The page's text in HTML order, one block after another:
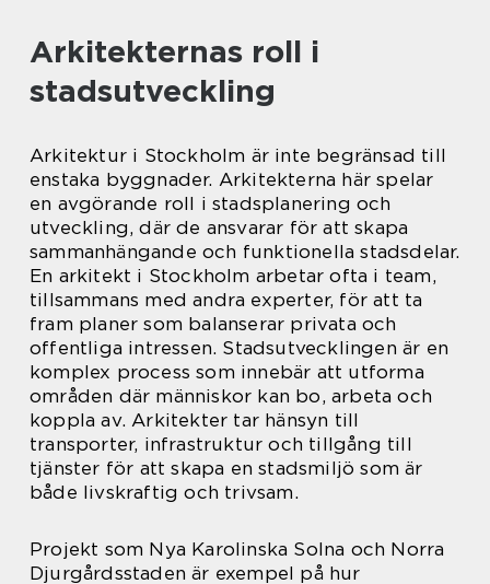
Arkitekternas roll i
stadsutveckling
Arkitektur i Stockholm är inte begränsad till
enstaka byggnader. Arkitekterna här spelar
en avgörande roll i stadsplanering och
utveckling, där de ansvarar för att skapa
sammanhängande och funktionella stadsdelar.
En arkitekt i Stockholm arbetar ofta i team,
tillsammans med andra experter, för att ta
fram planer som balanserar privata och
offentliga intressen. Stadsutvecklingen är en
komplex process som innebär att utforma
områden där människor kan bo, arbeta och
koppla av. Arkitekter tar hänsyn till
transporter, infrastruktur och tillgång till
tjänster för att skapa en stadsmiljö som är
både livskraftig och trivsam.
Projekt som Nya Karolinska Solna och Norra
Djurgårdsstaden är exempel på hur